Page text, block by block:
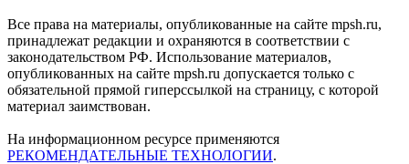
Все права на материалы, опубликованные на сайте mpsh.ru,
принадлежат редакции и охраняются в соответствии с
законодательством РФ. Использование материалов,
опубликованных на сайте mpsh.ru допускается только с
обязательной прямой гиперссылкой на страницу, с которой
материал заимствован.
На информационном ресурсе применяются
РЕКОМЕНДАТЕЛЬНЫЕ ТЕХНОЛОГИИ.